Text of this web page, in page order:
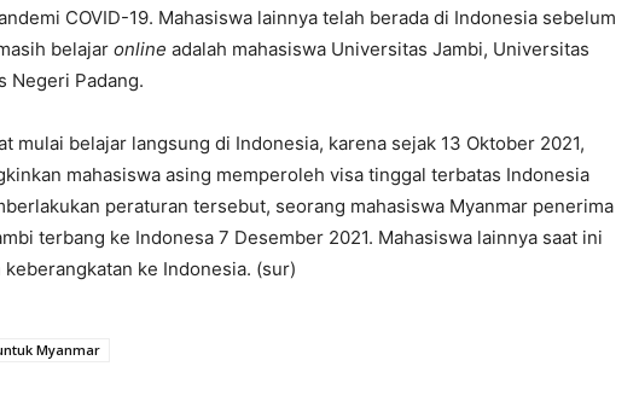
COVID-19. Mahasiswa lainnya telah berada di Indonesia sebelum
belajar online adalah mahasiswa Universitas Jambi, Universitas
Negeri Padang.
mulai belajar langsung di Indonesia, karena sejak 13 Oktober 2021,
mahasiswa asing memperoleh visa tinggal terbatas Indonesia
peraturan tersebut, seorang mahasiswa Myanmar penerima
terbang ke Indonesa 7 Desember 2021. Mahasiswa lainnya saat ini
ke Indonesia. (sur)
Myanmar